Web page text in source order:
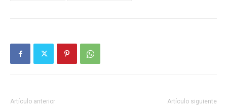
Artículo anterior Artículo siguiente